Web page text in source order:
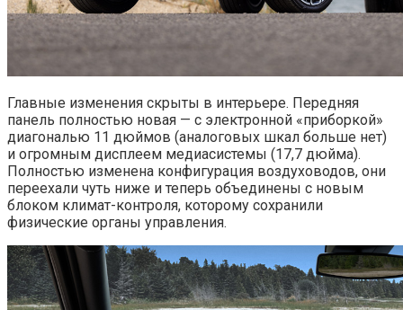
Главные изменения скрыты в интерьере. Передняя
панель полностью новая — с электронной «приборкой»
диагональю 11 дюймов (аналоговых шкал больше нет)
и огромным дисплеем медиасистемы (17,7 дюйма).
Полностью изменена конфигурация воздуховодов, они
переехали чуть ниже и теперь объединены с новым
блоком климат-контроля, которому сохранили
физические органы управления.